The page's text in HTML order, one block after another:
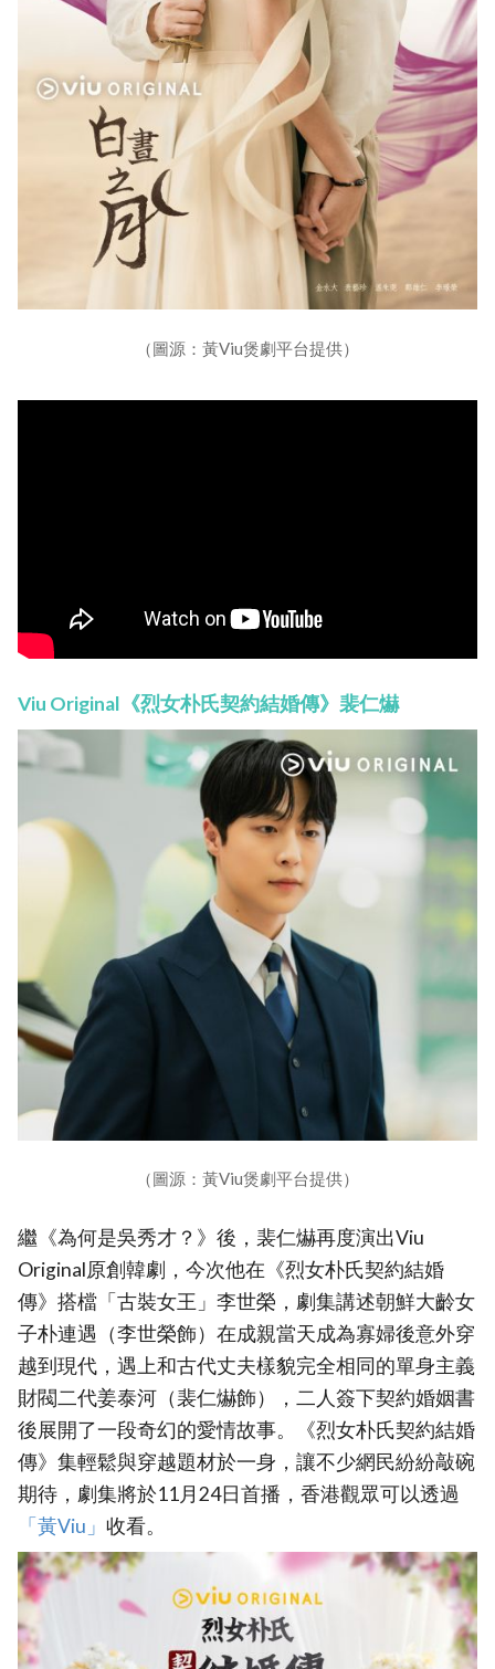
（圖源：黃Viu煲劇平台提供）
Viu Original《烈女朴氏契約結婚傳》裴仁爀
（圖源：黃Viu煲劇平台提供）
繼《為何是吳秀才？》後，裴仁爀再度演出Viu
Original原創韓劇，今次他在《烈女朴氏契約結婚
傳》搭檔「古裝女王」李世榮，劇集講述朝鮮大齡女
子朴連遇（李世榮飾）在成親當天成為寡婦後意外穿
越到現代，遇上和古代丈夫樣貌完全相同的單身主義
財閥二代姜泰河（裴仁爀飾），二人簽下契約婚姻書
後展開了一段奇幻的愛情故事。《烈女朴氏契約結婚
傳》集輕鬆與穿越題材於一身，讓不少網民紛紛敲碗
期待，劇集將於11月24日首播，香港觀眾可以透過
「黃Viu」 收看。